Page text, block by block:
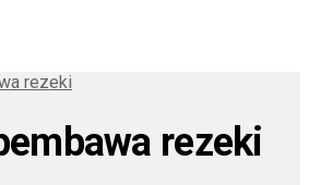
rezeki
rezeki